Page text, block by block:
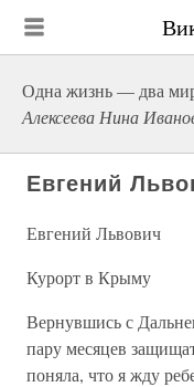
Одна жизнь — два
Алексеева Нина
Евгений
Евгений Львович
Курорт в Крыму
Вернувшись с
пару месяцев
поняла, что я жду